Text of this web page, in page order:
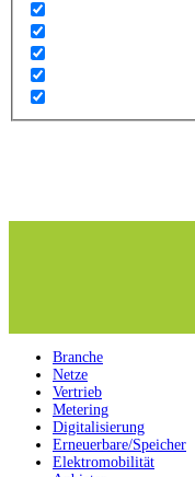
Branche
Netze
Vertrieb
Metering
Digitalisierung
Erneuerbare/Speicher
Elektromobilität